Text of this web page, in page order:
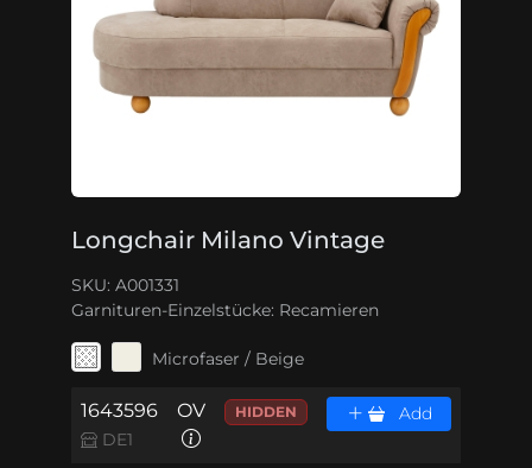
Longchair Milano Vintage
SKU: A001331
Garnituren-Einzelstücke: Recamieren
Microfaser / Beige
1643596
DE1
OV HIDDEN Add